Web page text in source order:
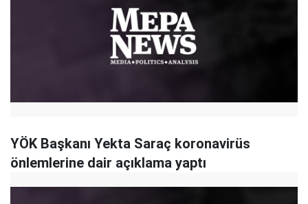
YÖK Başkanı Yekta Saraç koronavirüs
önlemlerine dair açıklama yaptı